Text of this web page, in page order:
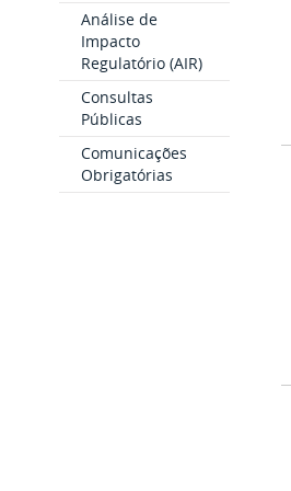
Análise de
Impacto
Regulatório (AIR)
Consultas
Públicas
Comunicações
Obrigatórias